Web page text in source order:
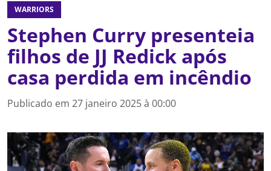
WARRIORS
Stephen Curry presenteia
filhos de JJ Redick após
casa perdida em incêndio
Publicado em 27 janeiro 2025 à 00:00